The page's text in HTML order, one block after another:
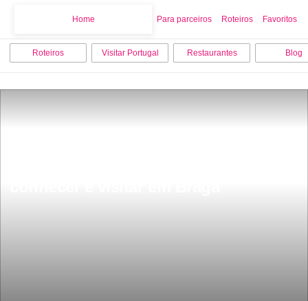
Home Para parceiros Roteiros Favoritos
Roteiros Visitar Portugal Restaurantes Blog